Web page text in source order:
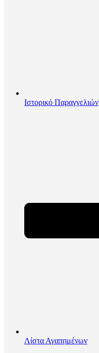
Ιστορικό Παραγγελιών
Λίστα Αγαπημένων